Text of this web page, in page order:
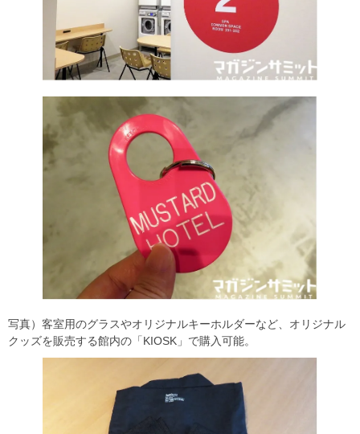
写真）客室用のグラスやオリジナルキーホルダーなど、オリジナル
クッズを販売する館内の「KIOSK」で購入可能。